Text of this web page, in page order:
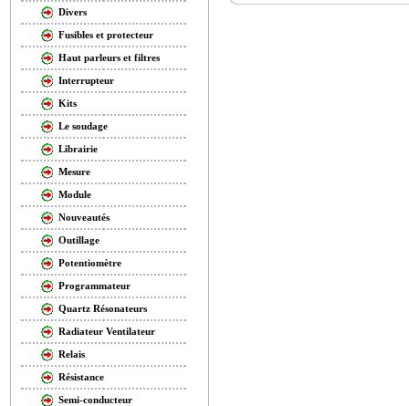
Divers
Fusibles et protecteur
Haut parleurs et filtres
Interrupteur
Kits
Le soudage
Librairie
Mesure
Module
Nouveautés
Outillage
Potentiomètre
Programmateur
Quartz Résonateurs
Radiateur Ventilateur
Relais
Résistance
Semi-conducteur